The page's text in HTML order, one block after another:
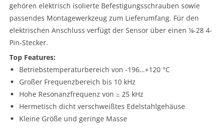
gehören elektrisch isolierte Befestigungsschrauben sowie
passendes Montagewerkzeug zum Lieferumfang. Für den
elektrischen Anschluss verfügt der Sensor über einen ¼-28 4-
Pin-Stecker.
Top Features:
Betriebstemperaturbereich von -196…+120 °C
Großer Frequenzbereich bis 10 kHz
Hohe Resonanzfrequenz von ≥ 25 kHz
Hermetisch dicht verschweißtes Edelstahlgehäuse
Kleine Größe und geringe Masse